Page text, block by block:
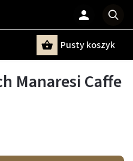
Pusty koszyk
Manaresi Caffe